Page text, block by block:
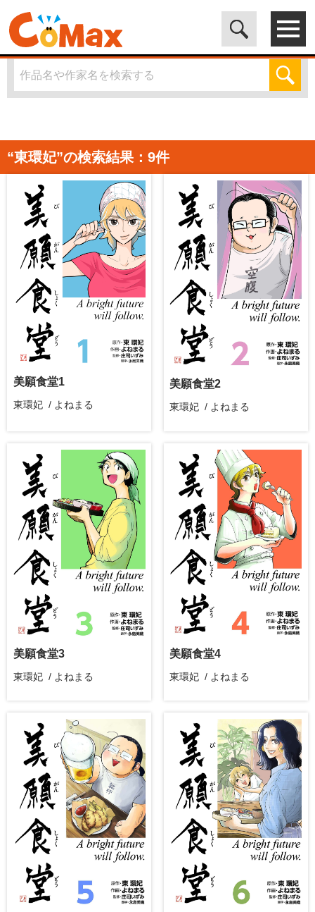
電子書籍マンガ CoMax(コマックス)公式サイト - 株式会社ICE>
「東環妃」の検索結果
“東環妃”の検索結果：9件
美願食堂1
東環妃 / よねまる
美願食堂2
東環妃 / よねまる
美願食堂3
東環妃 / よねまる
美願食堂4
東環妃 / よねまる